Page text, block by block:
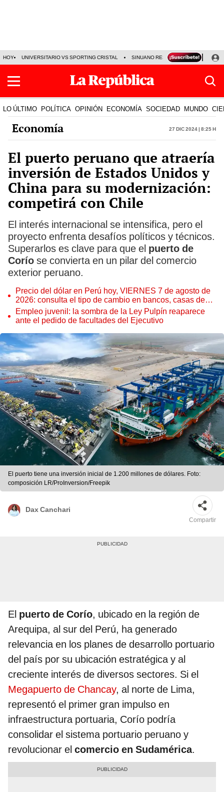
HOY UNIVERSITARIO VS SPORTING CRISTAL SINUANO RESULTADOS HOY
LO ÚLTIMO POLÍTICA OPINIÓN ECONOMÍA SOCIEDAD MUNDO
Economía 27 Dic 2024 | 8:25 h
El puerto peruano que atraería
inversión de Estados Unidos y
China para su modernización:
competirá con Chile
El interés internacional se intensifica, pero el
proyecto enfrenta desafíos políticos y técnicos.
Superarlos es clave para que el puerto de
Corío se convierta en un pilar del comercio
exterior peruano.
Precio del dólar en Perú hoy, VIERNES 7 de agosto de
2026: consulta el tipo de cambio en bancos, casas de
cambio y plataformas digitales
Empleo juvenil: la sombra de la Ley Pulpín reaparece
ante el pedido de facultades del Ejecutivo
El puerto tiene una inversión inicial de 1.200 millones de dólares. Foto:
composición LR/ProInversion/Freepik
Dax Canchari
Compartir
El puerto de Corío, ubicado en la región de
Arequipa, al sur del Perú, ha generado
relevancia en los planes de desarrollo portuario
del país por su ubicación estratégica y al
creciente interés de diversos sectores. Si el
Megapuerto de Chancay, al norte de Lima,
representó el primer gran impulso en
infraestructura portuaria, Corío podría
consolidar el sistema portuario peruano y
revolucionar el comercio en Sudamérica.